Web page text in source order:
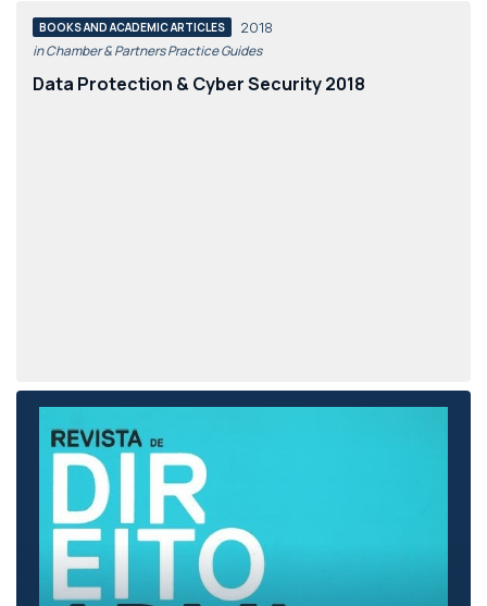
BOOKS AND ACADEMIC ARTICLES 2018
in Chamber & Partners Practice Guides
Data Protection & Cyber Security 2018